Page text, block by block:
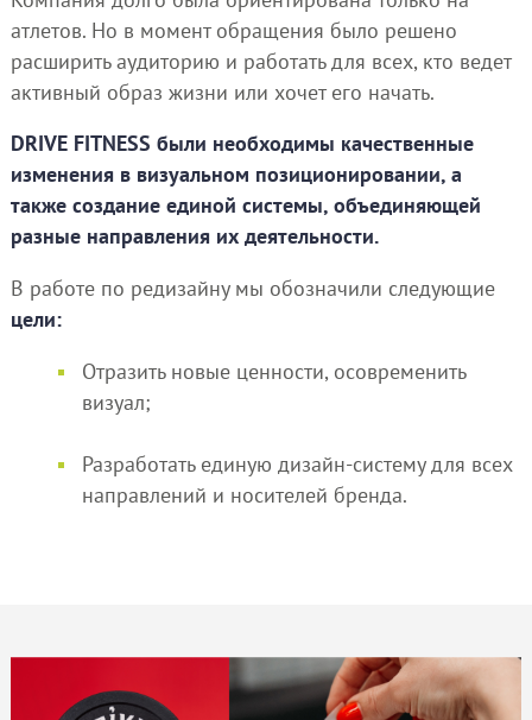
атлетов. Но в момент обращения было решено
расширить аудиторию и работать для всех, кто ведет
активный образ жизни или хочет его начать.
DRIVE FITNESS были необходимы качественные
изменения в визуальном позиционировании, а
также создание единой системы, объединяющей
разные направления их деятельности.
В работе по редизайну мы обозначили следующие
цели:
Отразить новые ценности, осовременить
визуал;
Разработать единую дизайн-систему для всех
направлений и носителей бренда.